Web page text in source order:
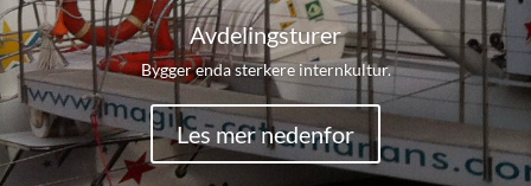
Avdelingsturer
Bygger enda sterkere internkultur.
Les mer nedenfor